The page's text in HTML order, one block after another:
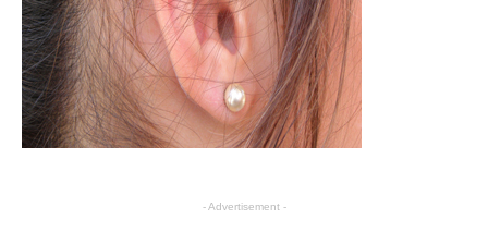
- Advertisement -